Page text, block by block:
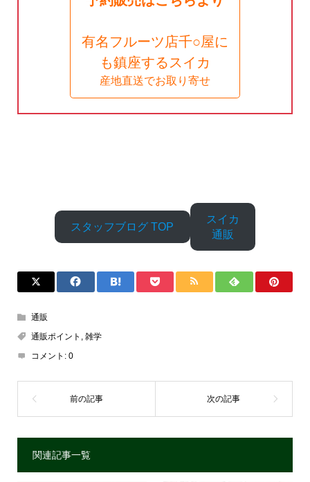
有名フルーツ店千○屋に
も鎮座するスイカ
産地直送でお取り寄せ
スタッフブログ TOP
スイカ
通販
通販
通販ポイント , 雑学
コメント: 0
関連記事一覧